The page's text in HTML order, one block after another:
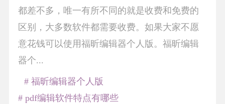
都差不多，唯一有所不同的就是收费和免费的
区别，大多数软件都需要收费。如果大家不愿
意花钱可以使用福昕编辑器个人版。福昕编辑
器个...
# 福昕编辑器个人版
# pdf编辑软件特点有哪些